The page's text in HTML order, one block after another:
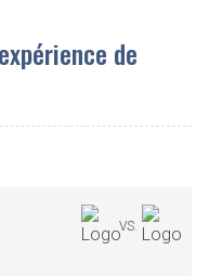
de
VS.